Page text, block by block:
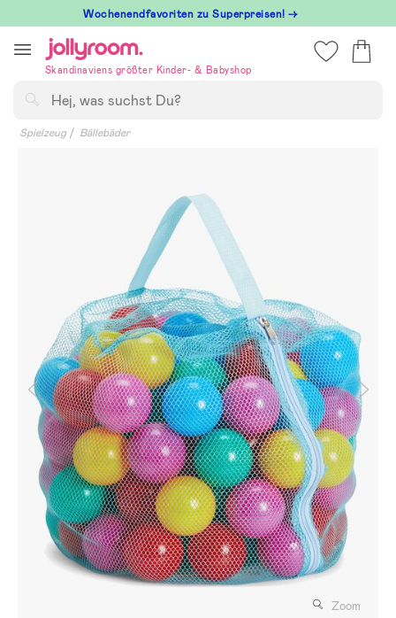
till
innehållet
Wochenendfavoriten zu Superpreisen! →
Skandinaviens größter Kinder- & Babyshop
Spielzeug Bällebäder
Zoom